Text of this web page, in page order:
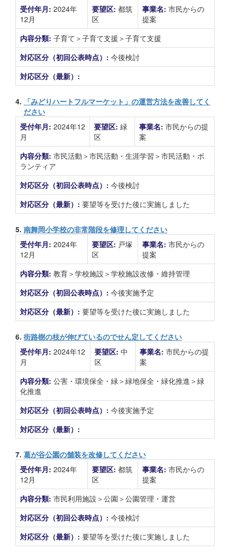
受付年月: 2024年
12月
要望区: 都筑
区
事業名: 市民からの
提案
内容分類: 子育て＞子育て支援＞子育て支援
対応区分（初回公表時点）: 今後検討
対応区分（最新）:
4.
「みどりハートフルマーケット」の運営方法を改善してく
ださい
受付年月: 2024年12
月
要望区: 緑
区
事業名: 市民からの提
案
内容分類: 市民活動＞市民活動・生涯学習＞市民活動・ボ
ランティア
対応区分（初回公表時点）: 今後検討
対応区分（最新）: 要望等を受けた後に実施しました
5. 南舞岡小学校の非常階段を修理してください
受付年月: 2024年
12月
要望区: 戸塚
区
事業名: 市民からの
提案
内容分類: 教育＞学校施設＞学校施設改修・維持管理
対応区分（初回公表時点）: 今後実施予定
対応区分（最新）: 要望等を受けた後に実施しました
6. 街路樹の枝が伸びているのでせん定してください
受付年月: 2024年12
月
要望区: 中
区
事業名: 市民からの提
案
内容分類: 公害・環境保全・緑＞緑地保全・緑化推進＞緑
化推進
対応区分（初回公表時点）: 今後実施予定
対応区分（最新）:
7. 葛が谷公園の舗装を改修してください
受付年月: 2024年
12月
要望区: 都筑
区
事業名: 市民からの
提案
内容分類: 市民利用施設＞公園＞公園管理・運営
対応区分（初回公表時点）: 今後検討
対応区分（最新）: 要望等を受けた後に実施しました